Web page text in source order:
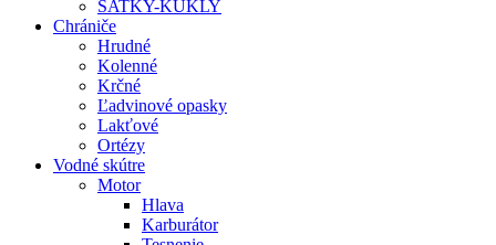
ŠATKY-KUKLY
Chrániče
Hrudné
Kolenné
Krčné
Ľadvinové opasky
Lakťové
Ortézy
Vodné skútre
Motor
Hlava
Karburátor